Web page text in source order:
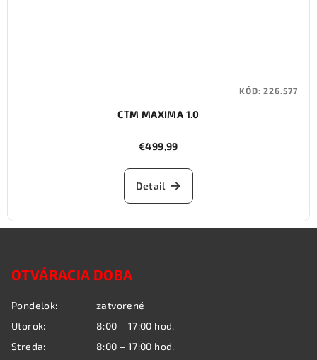
CTM MAXIMA 1.0
€499,99
Detail
KÓD:226.577
OTVÁRACIA DOBA
Pondelok:
zatvorené
Utorok:
8:00 – 17:00 hod.
Streda:
8:00 – 17:00 hod.